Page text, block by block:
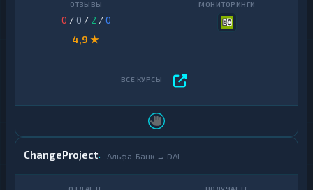
0 / 0 / 2 /0
4,9 ★
ChangeProject Альфа-Банк ↔ DAI